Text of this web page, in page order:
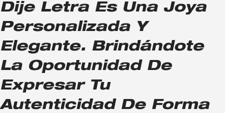
Dije Letra Es Una Joya
Personalizada Y
Elegante. Brindándote
La Oportunidad De
Expresar Tu
Autenticidad De Forma